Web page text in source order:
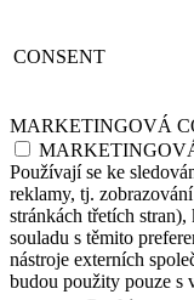
CONSENT
MARKETINGOVÁ
Používají se ke
reklamy, tj.
stránkách třetích
souladu s těmito
nástroje externích
budou použity pouze s